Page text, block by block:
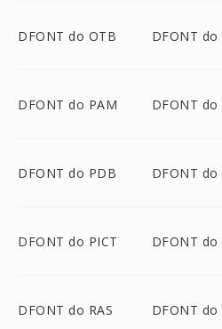
DFONT do OTB DFONT do
DFONT do PAM DFONT do
DFONT do PDB DFONT do
DFONT do PICT DFONT do
DFONT do RAS DFONT do